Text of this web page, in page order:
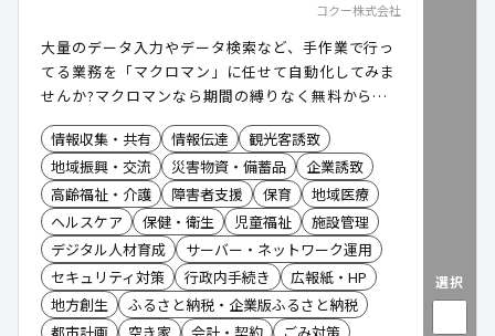
コクー株式会社
大量のデータ入力やデータ検索など、手作業で行っ
てる業務を「マクロマン」に任せて自動化してみま
せんか?マクロマンなら期間の縛りなく無料から利
用できます。
情報収集・共有
情報伝達
観光客誘致
地域振興・交流
災害物資・備蓄品
企業誘致
高齢福祉・介護
障害者支援 保育
地域医療
ヘルスケア
保健・衛生 児童福祉
施設管理
デジタル人材育成
サーバー・ネットワーク運用
セキュリティ対策
行政内手続き
広報紙・HP
地方創生
ふるさと納税・企業版ふるさと納税
選択